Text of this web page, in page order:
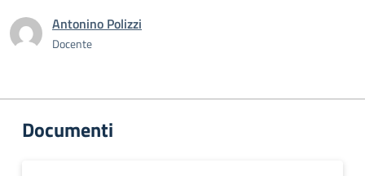
Antonino Polizzi
Docente
Documenti